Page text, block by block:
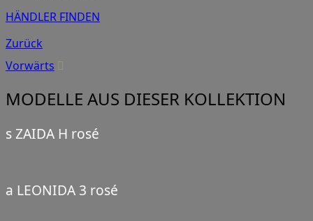
HÄNDLER FINDEN
Zurück
Vorwärts
MODELLE AUS DIESER KOLLEKTION
s ZAIDA H rosé
a LEONIDA 3 rosé